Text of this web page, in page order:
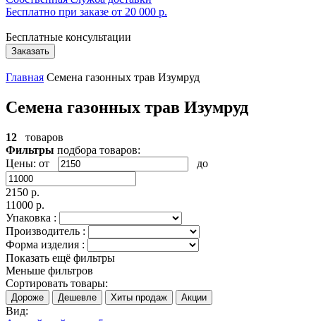
Бесплатно при заказе от 20 000 р.
Бесплатные консультации
Заказать
Главная Семена газонных трав Изумруд
Семена газонных трав Изумруд
12 товаров
Фильтры подбора товаров:
Цены: от до
2150 р.
11000 р.
Упаковка :
Производитель :
Форма изделия :
Показать ещё фильтры
Меньше фильтров
Сортировать товары:
Дороже Дешевле Хиты продаж Акции
Вид: